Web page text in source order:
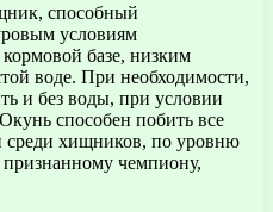
способный
условиям
базе, низким
воде. При необходимости,
и без воды, при условии
способен побить все
среди хищников, по уровню
признанному чемпиону,